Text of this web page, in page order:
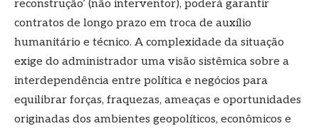
reconstrução’ (não interventor), poderá garantir
contratos de longo prazo em troca de auxílio
humanitário e técnico. A complexidade da situação
exige do administrador uma visão sistêmica sobre a
interdependência entre política e negócios para
equilibrar forças, fraquezas, ameaças e oportunidades
originadas dos ambientes geopolíticos, econômicos e